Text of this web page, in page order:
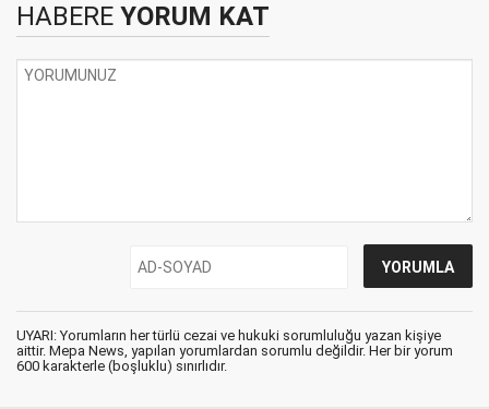
HABERE YORUM KAT
UYARI: Yorumların her türlü cezai ve hukuki sorumluluğu yazan kişiye
aittir. Mepa News, yapılan yorumlardan sorumlu değildir. Her bir yorum
600 karakterle (boşluklu) sınırlıdır.